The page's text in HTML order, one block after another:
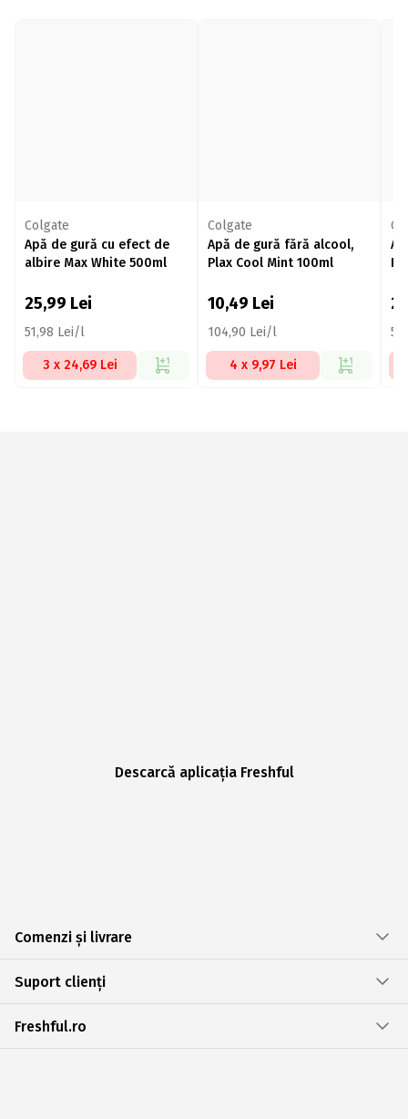
Colgate
Apă de gură cu efect de
albire Max White 500ml
25,99 Lei
51,98 Lei/l
3 x 24,69 Lei
Colgate
Apă de gură fără alcool,
Plax Cool Mint 100ml
10,49 Lei
104,90 Lei/l
4 x 9,97 Lei
Descarcă aplicația Freshful
Comenzi și livrare
Suport clienți
Freshful.ro